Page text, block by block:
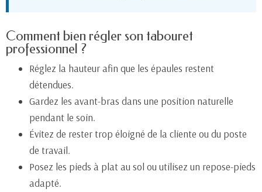
Comment bien régler son tabouret
professionnel ?
Réglez la hauteur afin que les épaules restent
détendues.
Gardez les avant-bras dans une position naturelle
pendant le soin.
Évitez de rester trop éloigné de la cliente ou du poste
de travail.
Posez les pieds à plat au sol ou utilisez un repose-pieds
adapté.